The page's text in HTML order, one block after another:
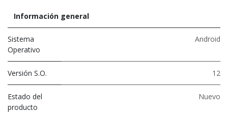
Información general
Sistema
Operativo
Android
Versión S.O. 12
Estado del
producto
Nuevo